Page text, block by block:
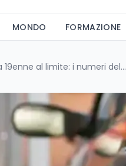
MONDO FORMAZIONE
A Bergamo una 19enne al limite: i numeri del disagio da maturità